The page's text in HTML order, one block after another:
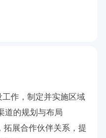
作，制定并实施区域
道的规划与布局
拓展合作伙伴关系，提